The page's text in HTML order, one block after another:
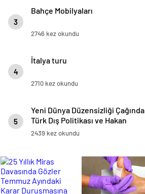
3
Bahçe Mobilyaları
2746 kez okundu
4
İtalya turu
2710 kez okundu
5
Yeni Dünya Düzensizliği Çağında
Türk Dış Politikası ve Hakan
Fidan Faktörü
2439 kez okundu